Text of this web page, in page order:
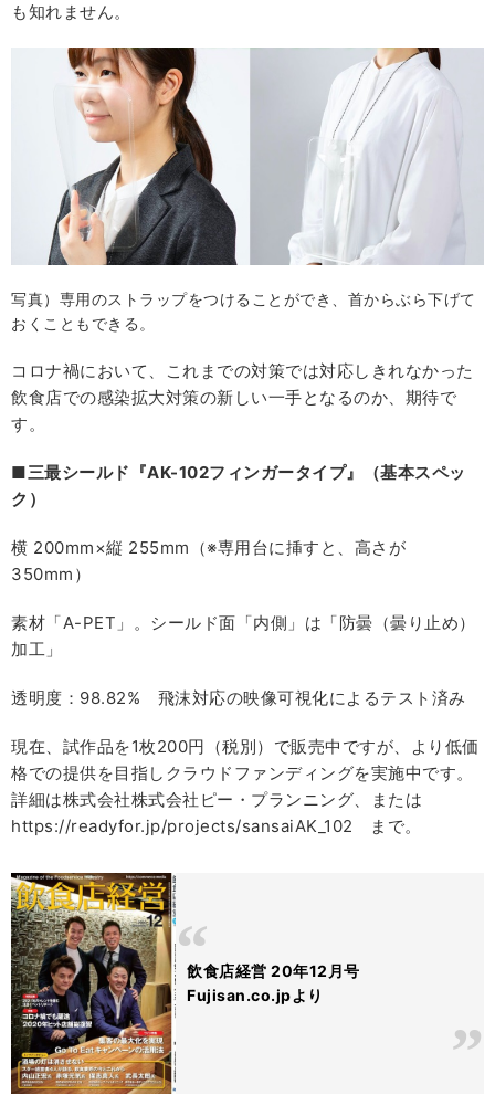
も知れません。
写真）専用のストラップをつけることができ、首からぶら下げて
おくこともできる。
コロナ禍において、これまでの対策では対応しきれなかった
飲食店での感染拡大対策の新しい一手となるのか、期待で
す。
■三最シールド『AK-102フィンガータイプ』（基本スペッ
ク）
横 200mm×縦 255mm（※専用台に挿すと、高さが
350mm）
素材「A-PET」。シールド面「内側」は「防曇（曇り止め）
加工」
透明度：98.82% 飛沫対応の映像可視化によるテスト済み
現在、試作品を1枚200円（税別）で販売中ですが、より低価
格での提供を目指しクラウドファンディングを実施中です。
詳細は株式会社株式会社ピー・プランニング、または
https://readyfor.jp/projects/sansaiAK_102 まで。
飲食店経営 20年12月号
Fujisan.co.jpより